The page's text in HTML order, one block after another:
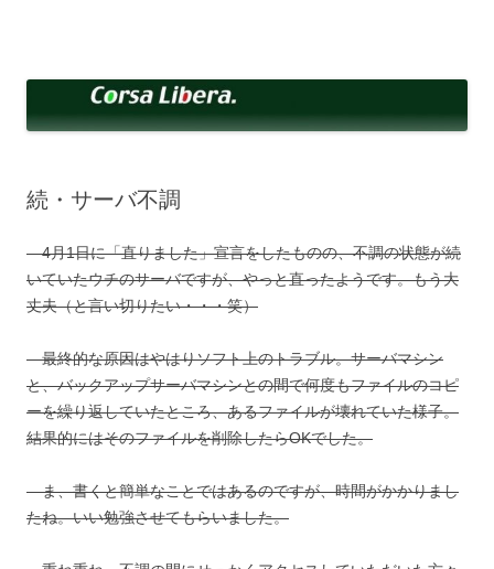
へ
ッ
続・サーバ不調
4月1日に「直りました」宣言をしたものの、不調の状態が続
いていたウチのサーバですが、やっと直ったようです。もう大
丈夫（と言い切りたい・・・笑）
最終的な原因はやはりソフト上のトラブル。サーバマシン
と、バックアップサーバマシンとの間で何度もファイルのコピ
ーを繰り返していたところ、あるファイルが壊れていた様子。
結果的にはそのファイルを削除したらOKでした。
ま、書くと簡単なことではあるのですが、時間がかかりまし
たね。いい勉強させてもらいました。